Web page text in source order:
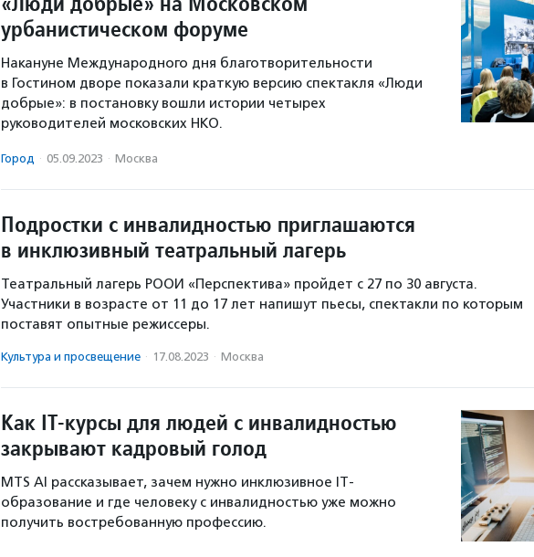
урбанистическом форуме
Накануне Международного дня благотворительности
в Гостином дворе показали краткую версию спектакля «Люди
добрые»: в постановку вошли истории четырех
руководителей московских НКО.
Город · 05.09.2023 · Москва
Подростки с инвалидностью приглашаются
в инклюзивный театральный лагерь
Театральный лагерь РООИ «Перспектива» пройдет с 27 по 30 августа.
Участники в возрасте от 11 до 17 лет напишут пьесы, спектакли по которым
поставят опытные режиссеры.
Культура и просвещение · 17.08.2023 · Москва
Как IT-курсы для людей с инвалидностью
закрывают кадровый голод
MTS AI рассказывает, зачем нужно инклюзивное IT-
образование и где человеку с инвалидностью уже можно
получить востребованную профессию.